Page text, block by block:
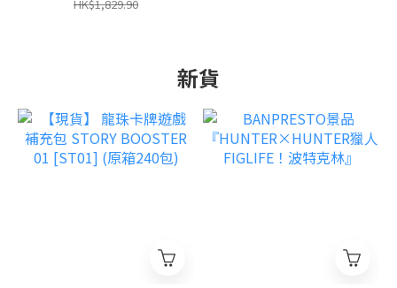
HK$1,829.90
新貨